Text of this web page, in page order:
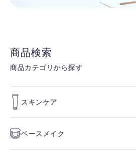
商品検索
商品カテゴリから探す
スキンケア
ベースメイク